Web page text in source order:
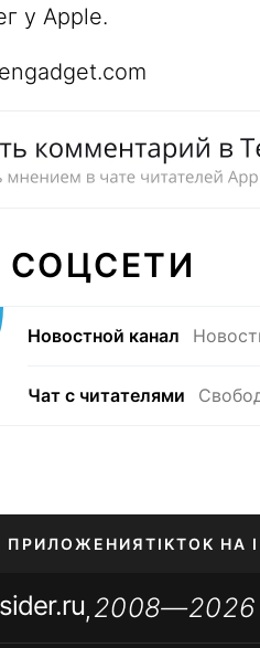
у Apple.
Новостной канал
Чат с читателями
ПРИЛОЖЕНИЯTIKTOK НА
B…
, 2008—2026